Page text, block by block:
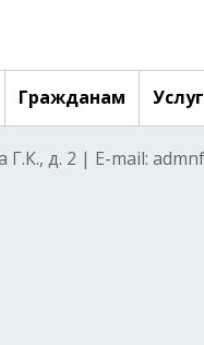
Гражданам
д. 2 | E-mail: